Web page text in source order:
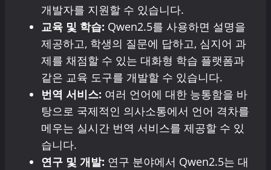
개발자를 지원할 수 있습니다.
교육 및 학습: Qwen2.5를 사용하면 설명을
제공하고, 학생의 질문에 답하고, 심지어 과
제를 채점할 수 있는 대화형 학습 플랫폼과
같은 교육 도구를 개발할 수 있습니다.
번역 서비스: 여러 언어에 대한 능통함을 바
탕으로 국제적인 의사소통에서 언어 격차를
메우는 실시간 번역 서비스를 제공할 수 있
습니다.
연구 및 개발: 연구 분야에서 Qwen2.5는 대